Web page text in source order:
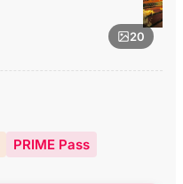
20
PRIME Pass